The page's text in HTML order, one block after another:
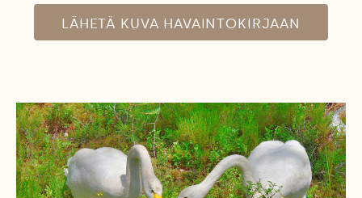
LÄHETÄ KUVA HAVAINTOKIRJAAN